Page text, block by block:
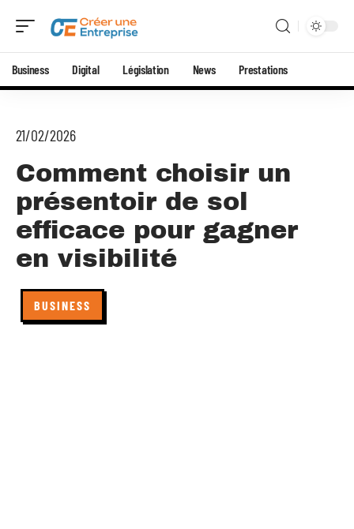
Business Digital Législation News Prestations
21/02/2026
Comment choisir un
présentoir de sol
efficace pour gagner
en visibilité
BUSINESS